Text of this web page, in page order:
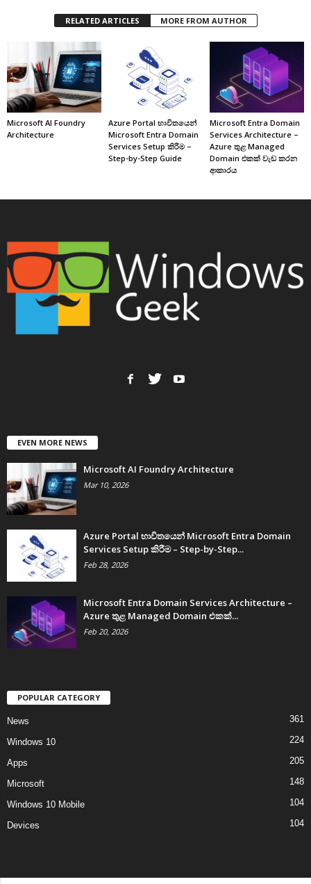
RELATED ARTICLES MORE FROM AUTHOR
Microsoft AI Foundry
Architecture
Azure Portal භාවිතයෙන්
Microsoft Entra Domain
Services Setup කිරීම –
Step-by-Step Guide
Microsoft Entra Domain
Services Architecture –
Azure තුළ Managed
Domain එකක් වැඩ කරන
ආකාරය
EVEN MORE NEWS
Microsoft AI Foundry Architecture
Mar 10, 2026
Azure Portal භාවිතයෙන් Microsoft Entra Domain
Services Setup කිරීම – Step-by-Step...
Feb 28, 2026
Microsoft Entra Domain Services Architecture –
Azure තුළ Managed Domain එකක්...
Feb 20, 2026
POPULAR CATEGORY
News 361
Windows 10 224
Apps 205
Microsoft 148
Windows 10 Mobile 104
Devices 104